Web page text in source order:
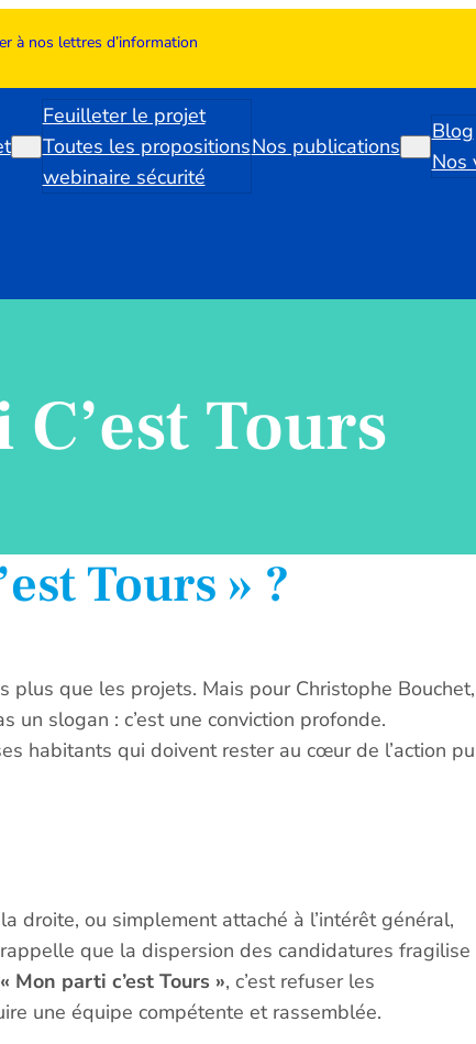
à nos lettres d’information
Feuilleter le projet
Toutes les propositions
webinaire sécurité
Nos publications
Blog
Nos
Tours
Tours » ?
que les projets. Mais pour Christophe Bouchet,
un slogan : c’est une conviction profonde.
habitants qui doivent rester au cœur de l’action
droite, ou simplement attaché à l’intérêt général,
que la dispersion des candidatures fragilise
« Mon parti c’est Tours », c’est refuser les
une équipe compétente et rassemblée.